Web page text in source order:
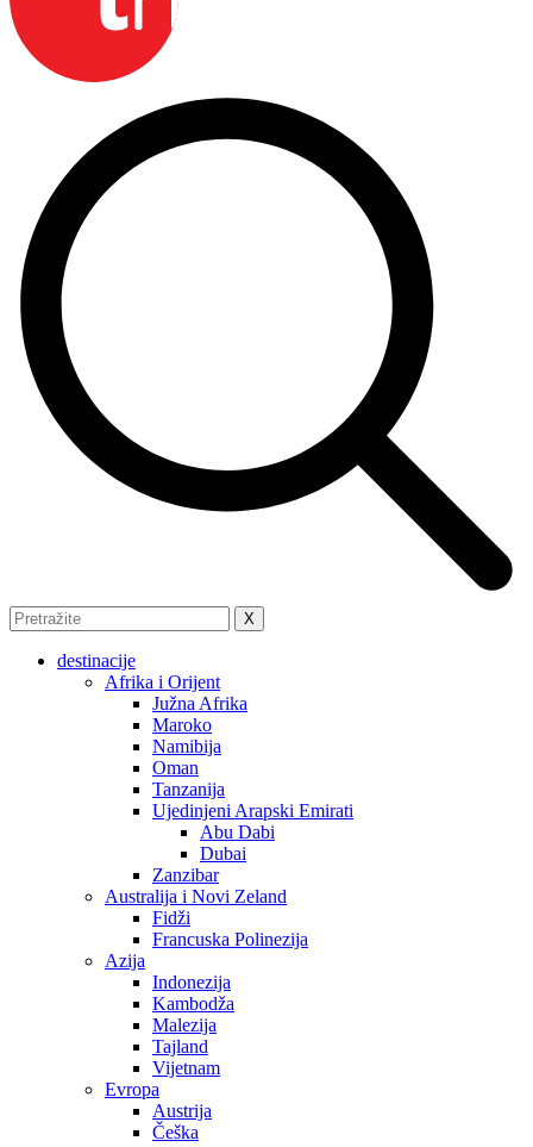
X
destinacije
Afrika i Orijent
Južna Afrika
Maroko
Namibija
Oman
Tanzanija
Ujedinjeni Arapski Emirati
Abu Dabi
Dubai
Zanzibar
Australija i Novi Zeland
Fidži
Francuska Polinezija
Azija
Indonezija
Kambodža
Malezija
Tajland
Vijetnam
Evropa
Austrija
Češka